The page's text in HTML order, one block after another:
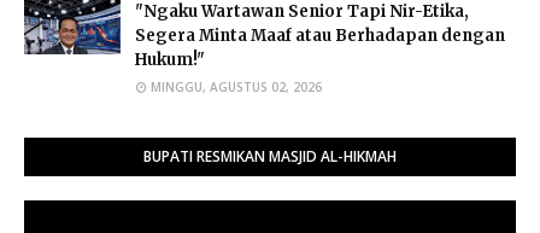
"Ngaku Wartawan Senior Tapi Nir-Etika,
Segera Minta Maaf atau Berhadapan dengan
Hukum!"
MINGGU, AGUSTUS 02, 2026
BUPATI RESMIKAN MASJID AL-HIKMAH